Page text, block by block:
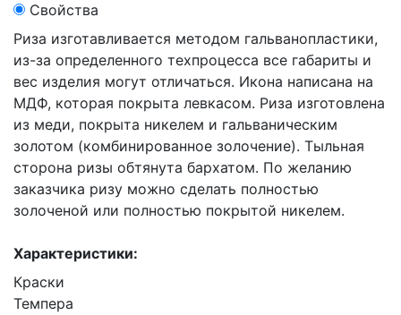
Свойства
Риза изготавливается методом гальванопластики,
из-за определенного техпроцесса все габариты и
вес изделия могут отличаться. Икона написана на
МДФ, которая покрыта левкасом. Риза изготовлена
из меди, покрыта никелем и гальваническим
золотом (комбинированное золочение). Тыльная
сторона ризы обтянута бархатом. По желанию
заказчика ризу можно сделать полностью
золоченой или полностью покрытой никелем.
Характеристики:
Краски
Темпера